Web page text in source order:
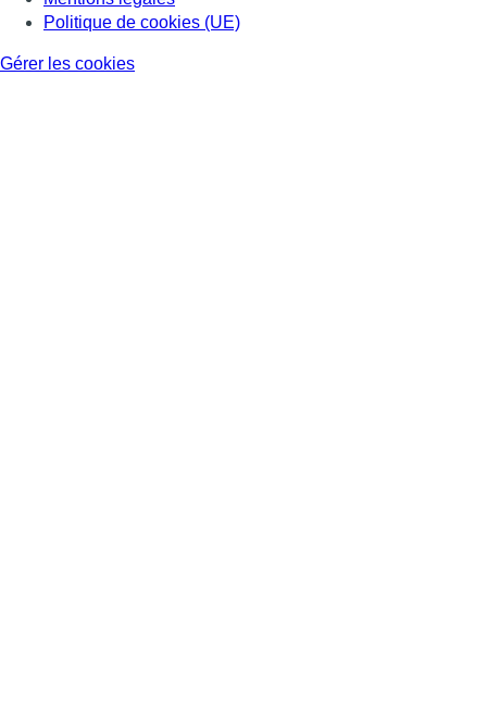
Politique de cookies (UE)
Gérer les cookies